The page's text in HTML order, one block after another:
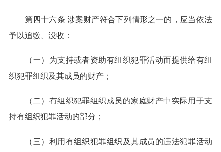
第四十六条 涉案财产符合下列情形之一的，应当依法
予以追缴、没收：
（一）为支持或者资助有组织犯罪活动而提供给有组
织犯罪组织及其成员的财产；
（二）有组织犯罪组织成员的家庭财产中实际用于支
持有组织犯罪活动的部分；
（三）利用有组织犯罪组织及其成员的违法犯罪活动